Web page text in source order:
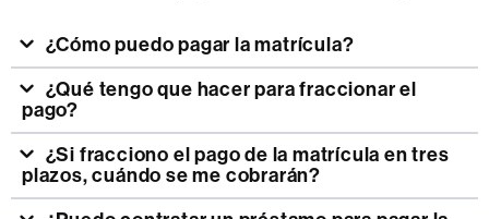
¿Cómo puedo pagar la matrícula?
pago?
plazos, cuándo se me cobrarán?